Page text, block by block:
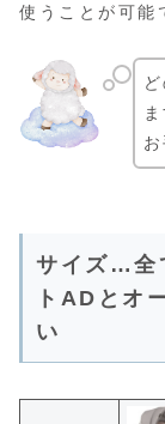
使うことが可能
サイズ…全
トADとオ
い